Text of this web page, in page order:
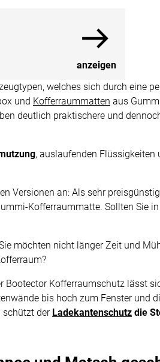
anzeigen
welches sich durch eine
und Kofferraummatten aus
deutlich praktischere und
, auslaufenden Flüssigkeiten
Versionen an: Als sehr
Kofferraummatte. Sollten Sie
möchten nicht länger Zeit und
Bootector Kofferraumschutz lässt
bis hoch zum Fenster und
schützt der Ladekantenschutz die